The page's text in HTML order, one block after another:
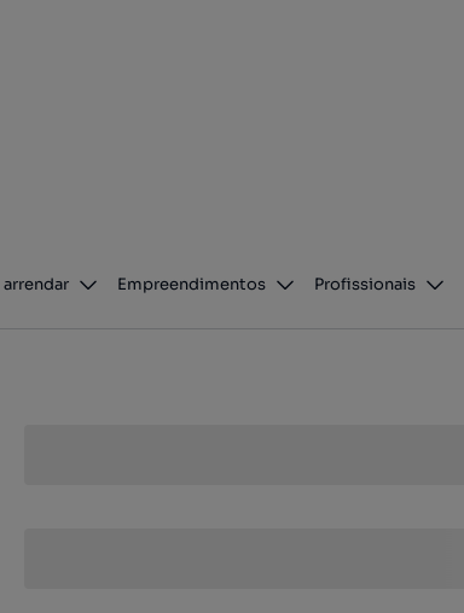
arrendar Empreendimentos Profissionais